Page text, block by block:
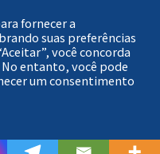
. Todos os
fornecer a
suas preferências
você concorda
No entanto, você pode
um consentimento